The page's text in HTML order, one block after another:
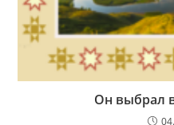
Он выбрал